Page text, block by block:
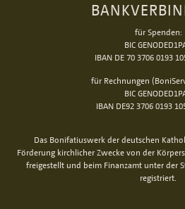
für Spenden:
BIC
IBAN DE 70 3706 0193
für Rechnungen
BIC
IBAN DE92 3706 0193
Das Bonifatiuswerk der deutschen
Förderung kirchlicher Zwecke von der
freigestellt und beim Finanzamt unter der
registriert.